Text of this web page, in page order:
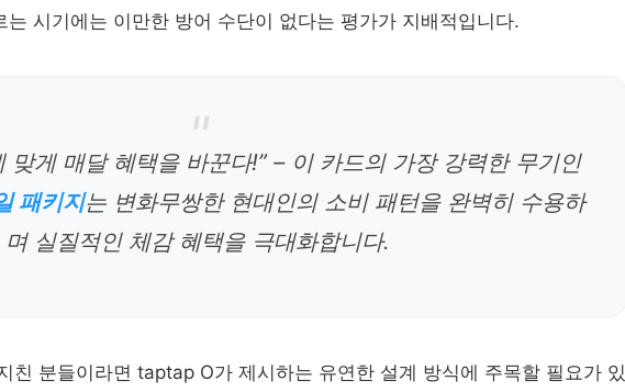
는 시기에는 이만한 방어 수단이 없다는 평가가 지배적입니다.
맞게 매달 혜택을 바꾼다!” – 이 카드의 가장 강력한 무기인
패키지는 변화무쌍한 현대인의 소비 패턴을 완벽히 수용하
며 실질적인 체감 혜택을 극대화합니다.
친 분들이라면 taptap O가 제시하는 유연한 설계 방식에 주목할 필요가 있